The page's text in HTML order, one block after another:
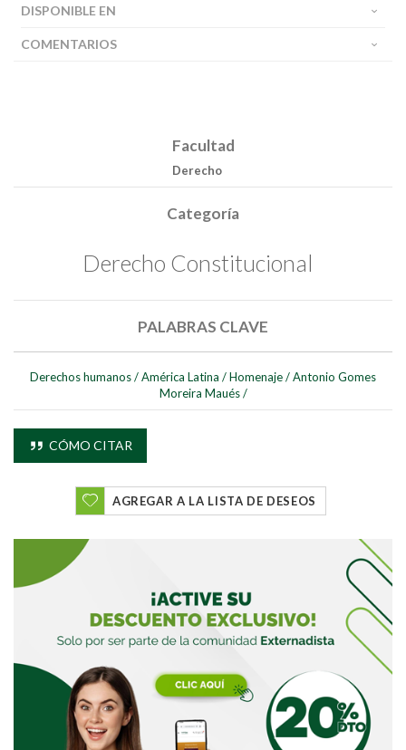
DISPONIBLE EN
COMENTARIOS
Facultad
Derecho
Categoría
Derecho Constitucional
PALABRAS CLAVE
Derechos humanos/América Latina /Homenaje/Antonio Gomes
Moreira Maués /
CÓMO CITAR
AGREGAR A LA LISTA DE DESEOS